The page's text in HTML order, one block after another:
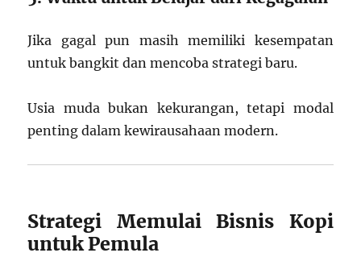
Jika gagal pun masih memiliki kesempatan
untuk bangkit dan mencoba strategi baru.
Usia muda bukan kekurangan, tetapi modal
penting dalam kewirausahaan modern.
Strategi Memulai Bisnis Kopi
untuk Pemula